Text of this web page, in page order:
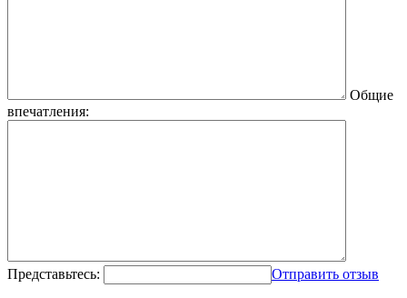
Общие
впечатления:
Представьтесь: Отправить отзыв